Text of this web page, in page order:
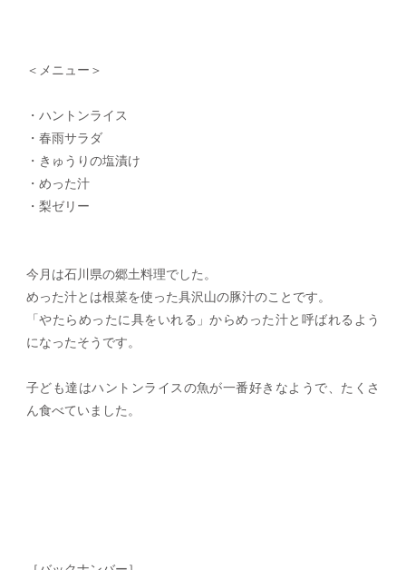
＜メニュー＞
・ハントンライス
・春雨サラダ
・きゅうりの塩漬け
・めった汁
・梨ゼリー
今月は石川県の郷土料理でした。
めった汁とは根菜を使った具沢山の豚汁のことです。
「やたらめったに具をいれる」からめった汁と呼ばれるよう
になったそうです。
子ども達はハントンライスの魚が一番好きなようで、たくさ
ん食べていました。